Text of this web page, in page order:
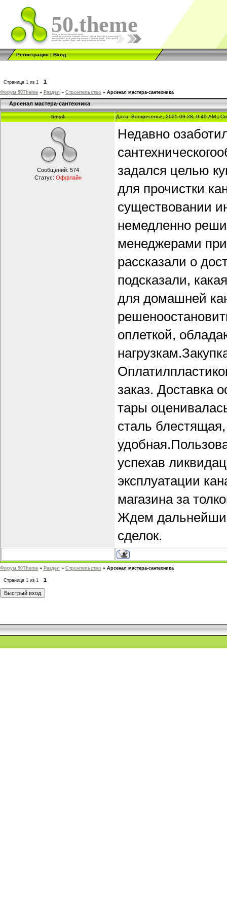
50.theme
Регистрация|Вход
Страница 1 из 1 1
Форум 50Theme » Раздел » Строительство » Арсенал мастера-сантехника
Арсенал мастера-сантехника
timy4 Дата: Воскресенье, 2025-09-28, 9:49 AM |
Сообщений: 574
Статус: Оффлайн
Недавно
задался целью
для прочистки
существовании
немедленно
менеджерами
рассказали о
подсказали,
для домашней
оплеткой,
заказ. Доставка
тары
сталь
успехав
эксплуатации
магазина за
Ждем
сделок.
Форум 50Theme » Раздел » Строительство » Арсенал мастера-сантехника
Страница 1 из 1 1